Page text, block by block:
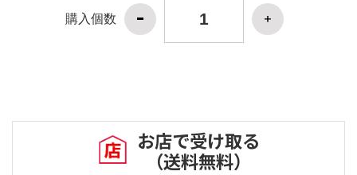
購入個数
お店で受け取る
（送料無料）